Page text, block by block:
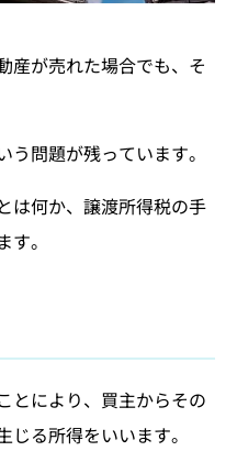
産が売れた場合でも、そ
問題が残っています。
は何か、譲渡所得税の手
。
とにより、買主からその
る所得をいいます。